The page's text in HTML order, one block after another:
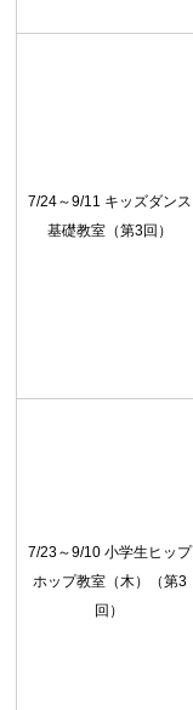
7/24～9/11 キッズダンス
基礎教室（第3回）
7/23～9/10 小学生ヒップ
ホップ教室（木）（第3
回）